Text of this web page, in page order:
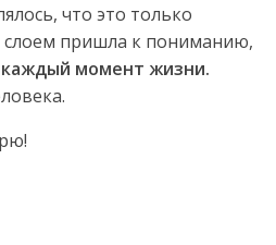
что это только
слоем пришла к пониманию,
каждый момент жизни.